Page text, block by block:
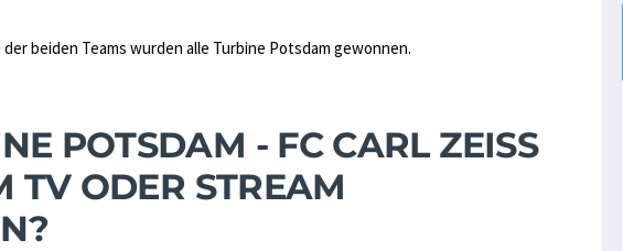
beiden Teams wurden alle Turbine Potsdam gewonnen.
POTSDAM - FC CARL ZEISS
TV ODER STREAM